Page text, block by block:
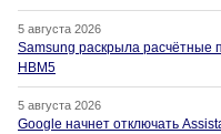
5 августа 2026
Samsung раскрыла расчётные
HBM5
5 августа 2026
Google начнет отключать